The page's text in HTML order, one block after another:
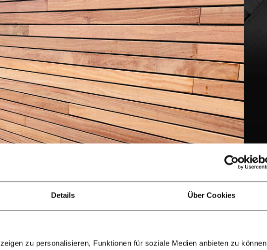
Details Über Cookies
zu personalisieren, Funktionen für soziale Medien anbieten zu können